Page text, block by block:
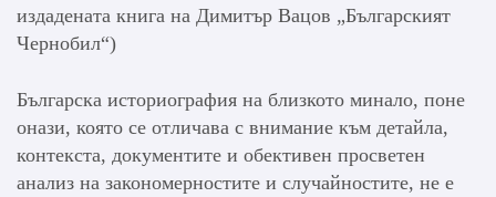
издадената книга на Димитър Вацов „Българският
Чернобил“)
Българска историография на близкото минало, поне
онази, която се отличава с внимание към детайла,
контекста, документите и обективен просветен
анализ на закономерностите и случайностите, не е